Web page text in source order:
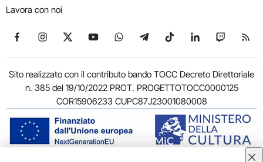
Lavora con noi
Seguici su Facebook
Seguici su Instagram
Seguici su X
Seguici su YouTube
Seguici su WhatsApp
Seguici su Telegram
Seguici su TikTok
Seguici su
Seguici
Sito realizzato con il contributo bando TOCC Decreto Direttoriale
n. 385 del 19/10/2022 PROT. PROGETTOTOCC0000125
COR15906233 CUPC87J23001080008